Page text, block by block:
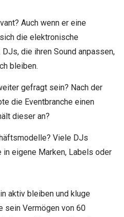
Auch wenn er eine
die elektronische
die ihren Sound anpassen,
bleiben.
gefragt sein? Nach der
die Eventbranche einen
dieser an?
Viele DJs
eigene Marken, Labels oder
aktiv bleiben und kluge
sein Vermögen von 60